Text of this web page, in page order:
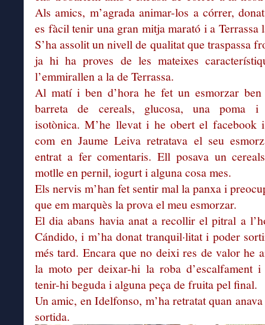
Als amics, m’agrada animar-los a córrer,
es fàcil tenir una gran mitja marató i a Terrassa
S’ha assolit un nivell de qualitat que traspassa
ja hi ha proves de les mateixes
l’emmirallen a la de Terrassa.
Al matí i ben d’hora he fet un esmorzar ben
barreta de cereals, glucosa, una poma i
isotònica. M’he llevat i he obert el facebook
com en Jaume Leiva retratava el seu
entrat a fer comentaris. Ell posava un
motlle en pernil, iogurt i alguna cosa mes.
Els nervis m’han fet sentir mal la panxa i
que em marquès la prova el meu esmorzar.
El dia abans havia anat a recollir el pitral a
Cándido, i m’ha donat tranquil·litat i poder
més tard. Encara que no deixi res de valor he
la moto per deixar-hi la roba d’escalfament i
tenir-hi beguda i alguna peça de fruita pel final.
Un amic, en Idelfonso, m’ha retratat quan
sortida.